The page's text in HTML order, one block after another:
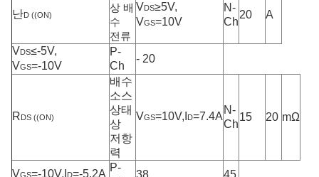
난D ((ON)
상 배
수
전류
VDS≥5V,
VGS=10V
N-
Ch
20 A
VDS≤-5V,
VGS=-10V
P-
Ch
- 20
RDS ((ON)
배수
소스
상태
상
저항
력
VGS=10V,I D=7.4A
N-
Ch
15 20 mΩ
VGS=-10V,I D=-5.2A
P-
38 45